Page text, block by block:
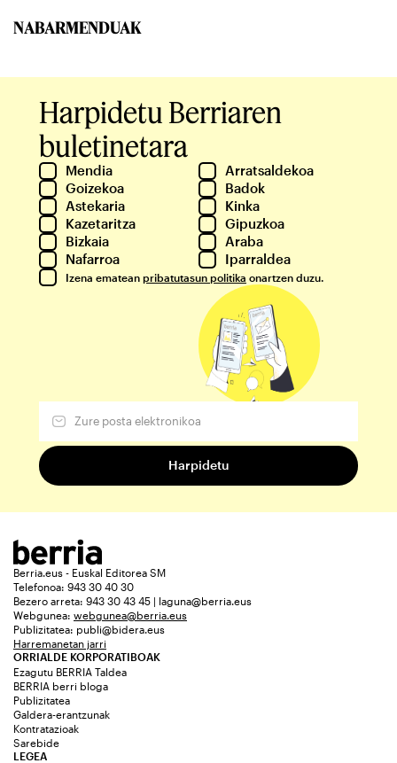
NABARMENDUAK
Harpidetu Berriaren
buletinetara
Mendia
Arratsaldekoa
Goizekoa
Badok
Astekaria
Kinka
Kazetaritza
Gipuzkoa
Bizkaia
Araba
Nafarroa
Iparraldea
Izena ematean pribatutasun politika onartzen duzu.
Berria.eus - Euskal Editorea SM
Telefonoa: 943 30 40 30
Bezero arreta: 943 30 43 45 | laguna@berria.eus
Webgunea: webgunea@berria.eus
Publizitatea: publi@bidera.eus
Harremanetan jarri
ORRIALDE KORPORATIBOAK
Ezagutu BERRIA Taldea
BERRIA berri bloga
Publizitatea
Galdera-erantzunak
Kontratazioak
Sarebide
LEGEA